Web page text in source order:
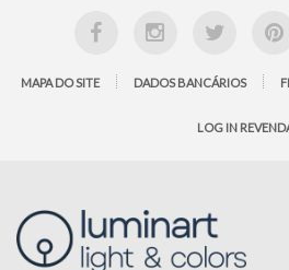
MAPA DO SITE DADOS BANCÁRIOS
LOG IN